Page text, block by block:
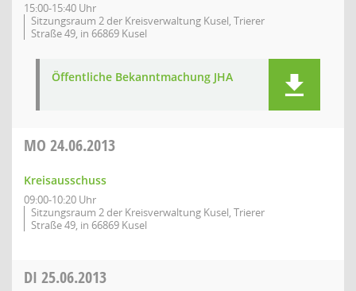
15:00-15:40 Uhr
Sitzungsraum 2 der Kreisverwaltung Kusel, Trierer
Straße 49, in 66869 Kusel
Öffentliche Bekanntmachung JHA
MO 24.06.2013
Kreisausschuss
09:00-10:20 Uhr
Sitzungsraum 2 der Kreisverwaltung Kusel, Trierer
Straße 49, in 66869 Kusel
DI 25.06.2013